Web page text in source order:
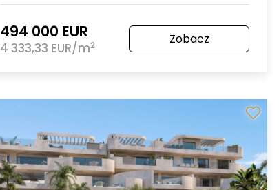
494 000 EUR
4 333,33 EUR/m2 Zobacz